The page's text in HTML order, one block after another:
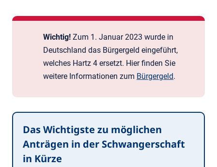
Wichtig! Zum 1. Januar 2023 wurde in
Deutschland das Bürger­geld eingeführt,
welches Hartz 4 ersetzt. Hier finden Sie
weitere Informationen zum Bürgergeld.
Das Wichtigste zu möglichen
Anträgen in der Schwangerschaft
in Kürze